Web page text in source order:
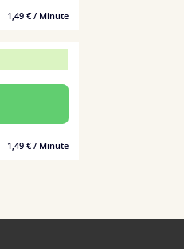
1,49 € / Minute
1,49 € / Minute